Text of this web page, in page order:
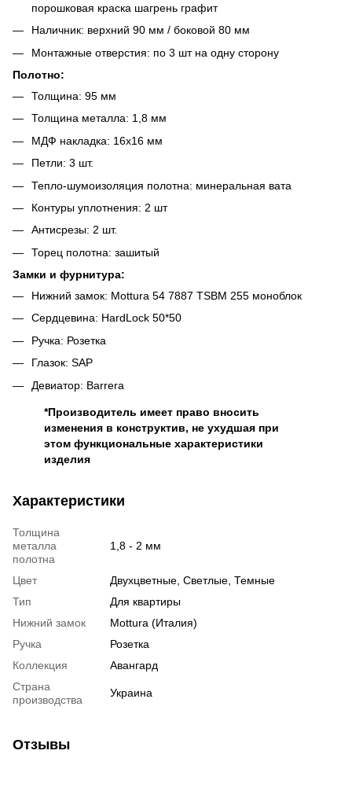
порошковая краска шагрень графит
Наличник: верхний 90 мм / боковой 80 мм
Монтажные отверстия: по 3 шт на одну сторону
Полотно:
Толщина: 95 мм
Толщина металла: 1,8 мм
МДФ накладка: 16х16 мм
Петли: 3 шт.
Тепло-шумоизоляция полотна: минеральная вата
Контуры уплотнения: 2 шт
Антисрезы: 2 шт.
Торец полотна: зашитый
Замки и фурнитура:
Нижний замок: Mottura 54 7887 TSBM 255 моноблок
Сердцевина: HardLock 50*50
Ручка: Розетка
Глазок: SAP
Девиатор: Barrera
*Производитель имеет право вносить
изменения в конструктив, не ухудшая при
этом функциональные характеристики
изделия
Характеристики
Толщина
металла
полотна
1,8 - 2 мм
Цвет
Двухцветные, Светлые, Темные
Тип
Для квартиры
Нижний замок
Mottura (Италия)
Ручка
Розетка
Коллекция
Авангард
Страна
производства
Украина
Отзывы